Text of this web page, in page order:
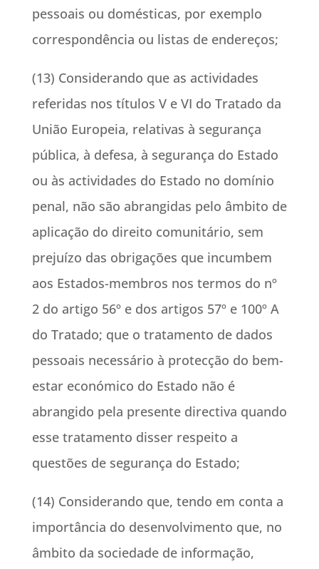
pessoais ou domésticas, por exemplo
correspondência ou listas de endereços;
(13) Considerando que as actividades
referidas nos títulos V e VI do Tratado da
União Europeia, relativas à segurança
pública, à defesa, à segurança do Estado
ou às actividades do Estado no domínio
penal, não são abrangidas pelo âmbito de
aplicação do direito comunitário, sem
prejuízo das obrigações que incumbem
aos Estados-membros nos termos do nº
2 do artigo 56º e dos artigos 57º e 100º A
do Tratado; que o tratamento de dados
pessoais necessário à protecção do bem-
estar económico do Estado não é
abrangido pela presente directiva quando
esse tratamento disser respeito a
questões de segurança do Estado;
(14) Considerando que, tendo em conta a
importância do desenvolvimento que, no
âmbito da sociedade de informação,